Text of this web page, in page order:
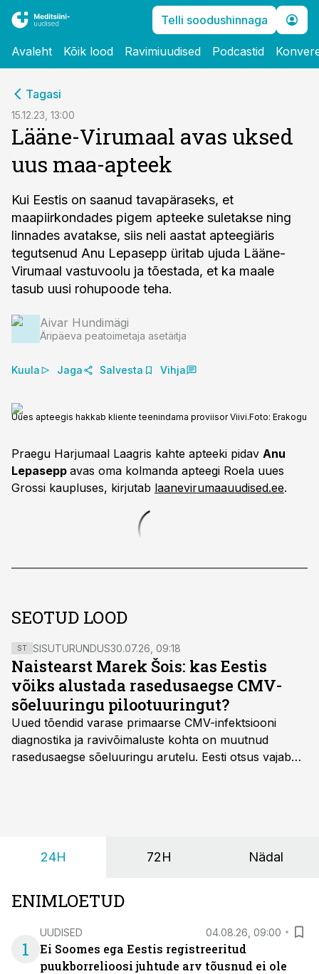
Telli soodushinnaga
Avaleht Kõik lood Ravimiuudised Podcastid
Tagasi
15.12.23, 13:00
Lääne-Virumaal avas uksed
uus maa-apteek
Kui Eestis on saanud tavapäraseks, et
maapiirkondades pigem apteeke suletakse ning
linnades avatakse, siis neli aastat apteegiäris
tegutsenud Anu Lepasepp üritab ujuda Lääne-
Virumaal vastuvoolu ja tõestada, et ka maale
tasub uusi rohupoode teha.
Aivar Hundimägi
Äripäeva peatoimetaja asetäitja
Kuula Jaga Salvesta Vihja
Uues apteegis hakkab kliente teenindama proviisor Viivi.Foto: Erakogu
Praegu Harjumaal Laagris kahte apteeki pidav Anu
Lepasepp avas oma kolmanda apteegi Roela uues
Grossi kaupluses, kirjutab laanevirumaauudised.ee.
SEOTUD LOOD
ST SISUTURUNDUS30.07.26, 09:18
Naistearst Marek Šois: kas Eestis
võiks alustada rasedusaegse CMV-
sõeluuringu pilootuuringut?
Uued tõendid varase primaarse CMV-infektsiooni
diagnostika ja ravivõimaluste kohta on muutnud
rasedusaegse sõeluuringu arutelu. Eesti otsus vajab
24H 72H Nädal
ENIMLOETUD
1
UUDISED 04.08.26, 09:00
Ei Soomes ega Eestis registreeritud
puukborrelioosi juhtude arv tõusnud ei ole